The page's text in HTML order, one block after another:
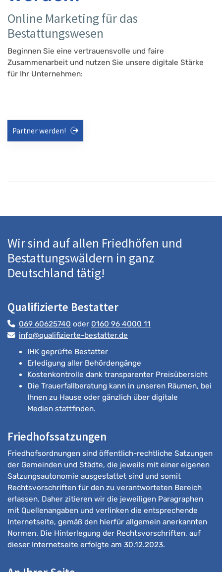
Online Marketing für das
Bestattungswesen
Beginnen Sie eine vertrauensvolle und faire
Zusammenarbeit und nutzen Sie unsere digitale Stärke
für Ihr Unternehmen:
Partner werden!
Wir sind auf allen Friedhöfen und
Bestattungswäldern in ganz
Deutschland tätig!
Qualifizierte Bestatter
069 60625740 oder 0160 96 4000 11
info@qualifizierte-bestatter.de
IHK geprüfte Bestatter
Erledigung aller Behördengänge
Kostenkontrolle dank transparenter Preisübersicht
Die Trauerfallberatung kann in unseren Räumen, bei
Ihnen zu Hause oder gänzlich über digitale
Medien stattfinden.
Friedhofssatzungen
Friedhofsordnungen sind öffentlich-rechtliche Satzungen
der Gemeinden und Städte, die jeweils mit einer eigenen
Satzungsautonomie ausgestattet sind und somit
Rechtsvorschriften für den zu verantworteten Bereich
erlassen. Daher zitieren wir die jeweiligen Paragraphen
mit Quellenangaben und verlinken die entsprechende
Internetseite, gemäß den hierfür allgemein anerkannten
Normen. Die Hinterlegung der Rechtsvorschriften, auf
dieser Internetseite erfolgte am 30.12.2023.